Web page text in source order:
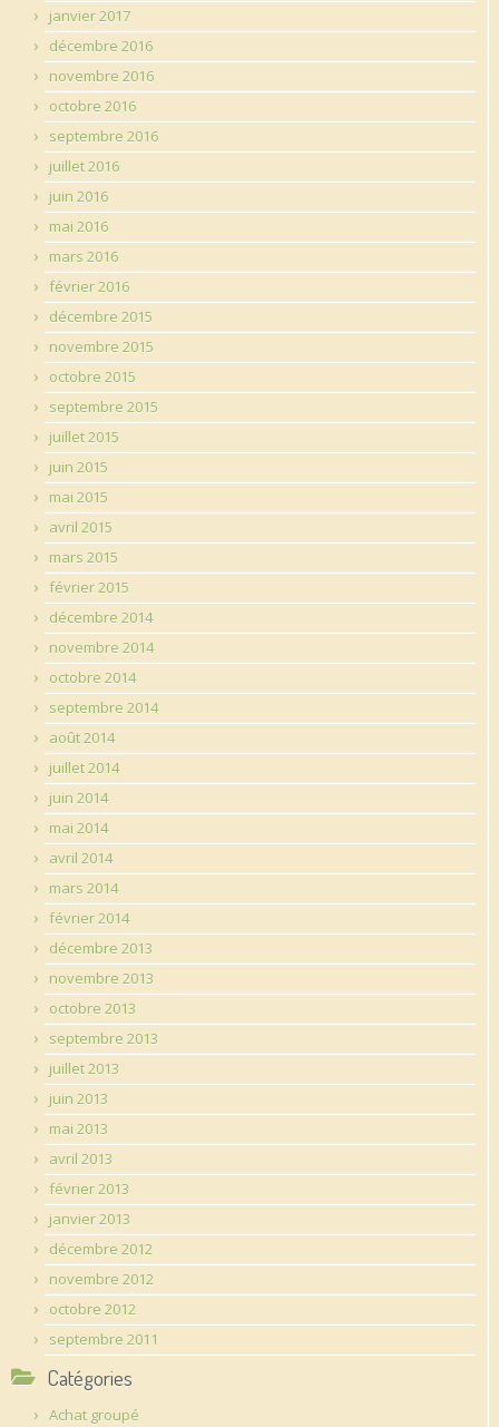
janvier 2017
décembre 2016
novembre 2016
octobre 2016
septembre 2016
juillet 2016
juin 2016
mai 2016
mars 2016
février 2016
décembre 2015
novembre 2015
octobre 2015
septembre 2015
juillet 2015
juin 2015
mai 2015
avril 2015
mars 2015
février 2015
décembre 2014
novembre 2014
octobre 2014
septembre 2014
août 2014
juillet 2014
juin 2014
mai 2014
avril 2014
mars 2014
février 2014
décembre 2013
novembre 2013
octobre 2013
septembre 2013
juillet 2013
juin 2013
mai 2013
avril 2013
février 2013
janvier 2013
décembre 2012
novembre 2012
octobre 2012
septembre 2011
Catégories
Achat groupé